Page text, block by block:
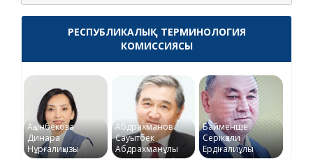
РЕСПУБЛИКАЛЫҚ ТЕРМИНОЛОГИЯ
КОМИССИЯСЫ
Ақынбекова
Динара
Нұрғалиқызы
Абдрахманов
Сауытбек
Абдрахманұлы
Байменше
Серікқали
Ердіғалиұлы